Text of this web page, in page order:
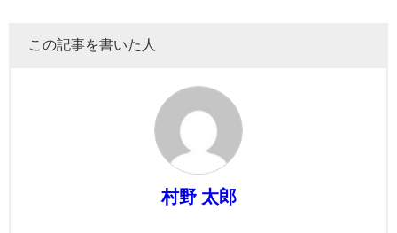
この記事を書いた人
村野 太郎